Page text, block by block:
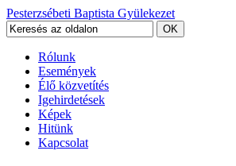
Pesterzsébeti Baptista Gyülekezet
Rólunk
Események
Élő közvetítés
Igehirdetések
Képek
Hitünk
Kapcsolat